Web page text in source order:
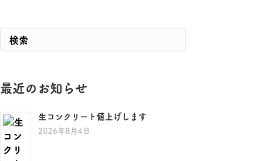
最近のお知らせ
生コンクリート値上げします
2026年8月4日